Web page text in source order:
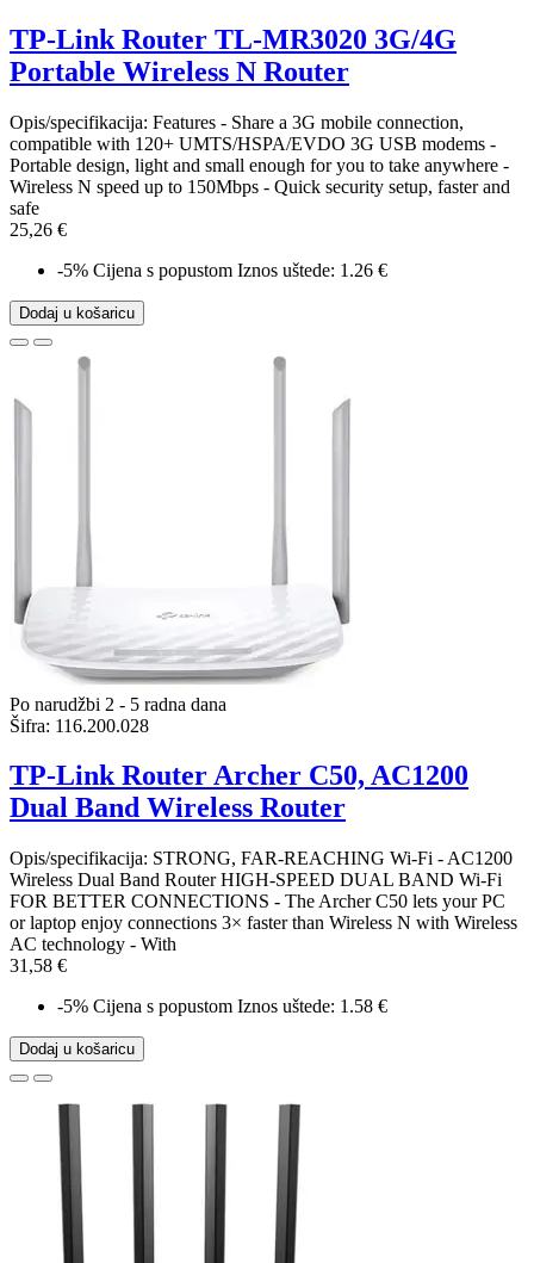
TP-Link Router TL-MR3020 3G/4G
Portable Wireless N Router
Opis/specifikacija: Features - Share a 3G mobile connection,
compatible with 120+ UMTS/HSPA/EVDO 3G USB modems -
Portable design, light and small enough for you to take anywhere -
Wireless N speed up to 150Mbps - Quick security setup, faster and
safe
25,26 €
-5% Cijena s popustom Iznos uštede: 1.26 €
Dodaj u košaricu
Po narudžbi 2 - 5 radna dana
Šifra: 116.200.028
TP-Link Router Archer C50, AC1200
Dual Band Wireless Router
Opis/specifikacija: STRONG, FAR-REACHING Wi-Fi - AC1200
Wireless Dual Band Router HIGH-SPEED DUAL BAND Wi-Fi
FOR BETTER CONNECTIONS - The Archer C50 lets your PC
or laptop enjoy connections 3× faster than Wireless N with Wireless
AC technology - With
31,58 €
-5% Cijena s popustom Iznos uštede: 1.58 €
Dodaj u košaricu